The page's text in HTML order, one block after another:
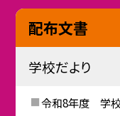
配布文書
学校だより
令和8年度 学